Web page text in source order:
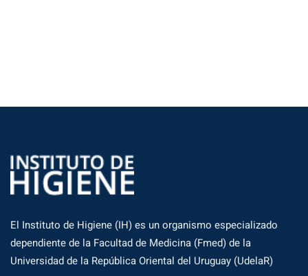
El Instituto de Higiene (IH) es un organismo especializado
dependiente de la Facultad de Medicina (Fmed) de la
Universidad de la República Oriental del Uruguay (UdelaR)